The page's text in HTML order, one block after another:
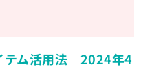
テム活用法 2024年4